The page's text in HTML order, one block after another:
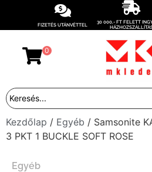
FIZETÉS UTÁNVÉTTEL
30 000,- FT FELETT
0
Kezdőlap / Egyéb / Samsonite
3 PKT 1 BUCKLE SOFT ROSE
Egyéb